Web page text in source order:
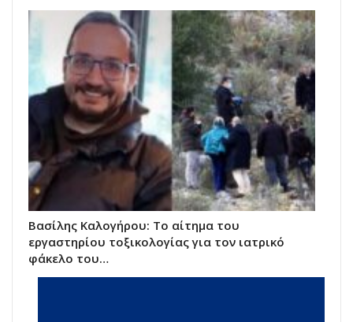
Βασίλης Καλογήρου: Το αίτημα του
εργαστηρίου τοξικολογίας για τον ιατρικό
φάκελο του…